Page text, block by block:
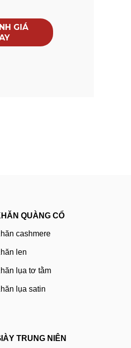
GIÁ
QUÀNG CỔ
cashmere
len
lụa tơ tằm
lụa satin
TRUNG NIÊN